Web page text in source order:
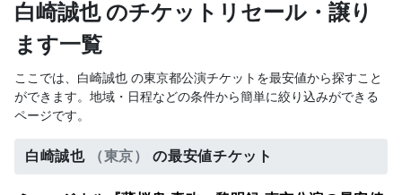
白崎誠也 のチケットリセール・譲り
ます一覧
ここでは、白崎誠也 の東京都公演チケットを最安値から探すこと
ができます。地域・日程などの条件から簡単に絞り込みができる
ページです。
白崎誠也 （東京） の最安値チケット